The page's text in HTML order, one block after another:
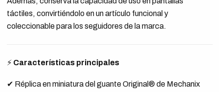
táctiles, convirtiéndolo en un artículo funcional y
coleccionable para los seguidores de la marca.
⚡ Características principales
✔ Réplica en miniatura del guante Original® de Mechanix